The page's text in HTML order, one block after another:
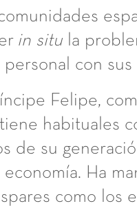
in situ la
con sus
Felipe,
habituales
de su
Ha
como los